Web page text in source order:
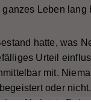
Leben lang
hatte, was
Urteil
mit.
oder